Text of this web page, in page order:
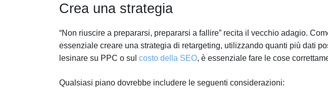
Crea una strategia
“Non riuscire a prepararsi, prepararsi a fallire” recita il vecchio adagio.
essenziale creare una strategia di retargeting, utilizzando quanti più dati
lesinare su PPC o sul costo della SEO, è essenziale fare le cose
Qualsiasi piano dovrebbe includere le seguenti considerazioni: